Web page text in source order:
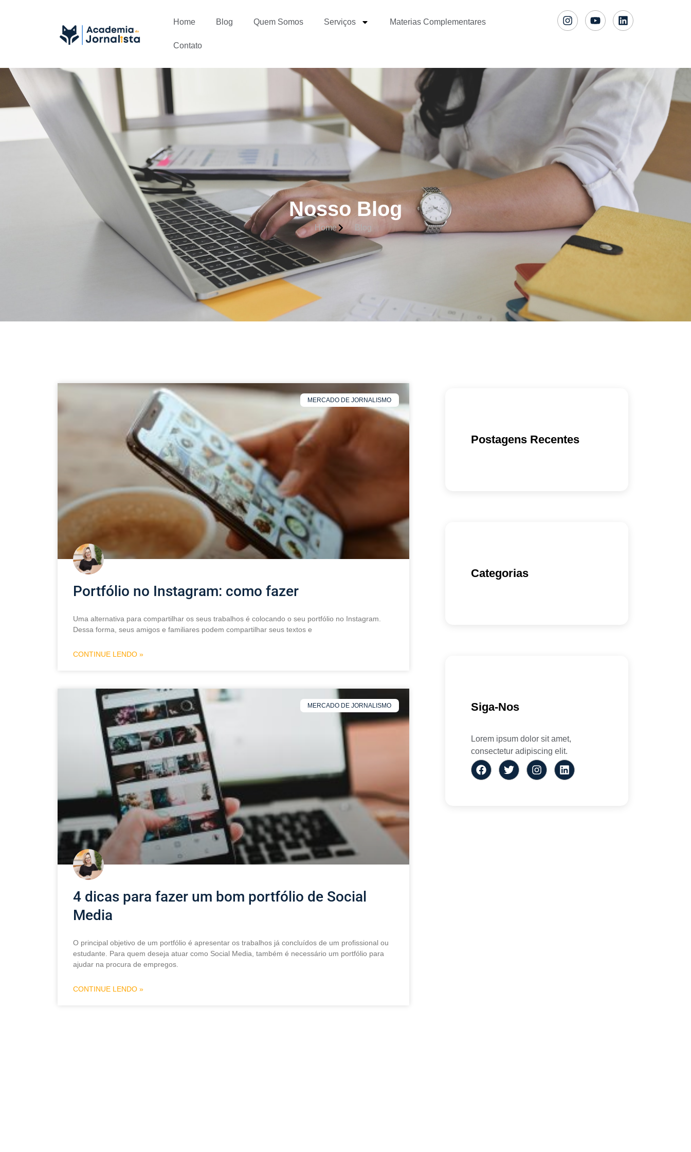
Home Blog Quem Somos Serviços Materias Complementares
Contato
Nosso Blog
Home Blog
MERCADO DE JORNALISMO
Portfólio no Instagram: como fazer
Uma alternativa para compartilhar os seus trabalhos é colocando o seu portfólio no Instagram.
Dessa forma, seus amigos e familiares podem compartilhar seus textos e
CONTINUE LENDO »
MERCADO DE JORNALISMO
4 dicas para fazer um bom portfólio de Social
Media
O principal objetivo de um portfólio é apresentar os trabalhos já concluídos de um profissional ou
estudante. Para quem deseja atuar como Social Media, também é necessário um portfólio para
ajudar na procura de empregos.
CONTINUE LENDO »
Postagens Recentes
Categorias
Siga-Nos
Lorem ipsum dolor sit amet,
consectetur adipiscing elit.